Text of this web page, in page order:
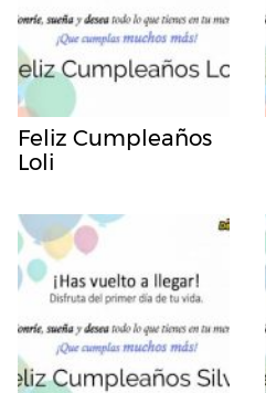
Feliz Cumpleaños
Loli